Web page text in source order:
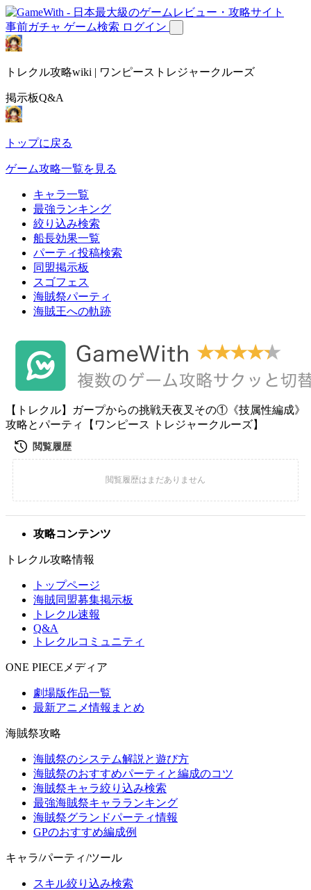
事前ガチャ ゲーム検索 ログイン
トレクル攻略wiki | ワンピーストレジャークルーズ
掲示板Q&A
トップに戻る
ゲーム攻略一覧を見る
キャラ一覧
最強ランキング
絞り込み検索
船長効果一覧
パーティ投稿検索
同盟掲示板
スゴフェス
海賊祭パーティ
海賊王への軌跡
【トレクル】ガープからの挑戦天夜叉その①《技属性編成》
攻略とパーティ【ワンピース トレジャークルーズ】
攻略コンテンツ
トレクル攻略情報
トップページ
海賊同盟募集掲示板
トレクル速報
Q&A
トレクルコミュニティ
ONE PIECEメディア
劇場版作品一覧
最新アニメ情報まとめ
海賊祭攻略
海賊祭のシステム解説と遊び方
海賊祭のおすすめパーティと編成のコツ
海賊祭キャラ絞り込み検索
最強海賊祭キャラランキング
海賊祭グランドパーティ情報
GPのおすすめ編成例
キャラ/パーティ/ツール
スキル絞り込み検索